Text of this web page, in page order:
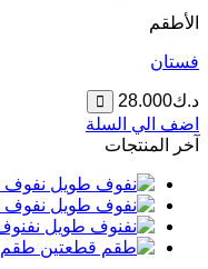
الأطقم
فستان
د.ك28.000
اضف الي السلة
آخر المنتجات
نفوف
نفوف
طقم